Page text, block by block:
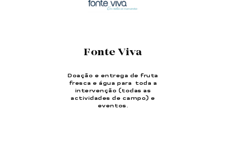
Fonte Viva
Doação e entrega de fruta
fresca e água para toda a
intervenção (todas as
actividades de campo) e
eventos.